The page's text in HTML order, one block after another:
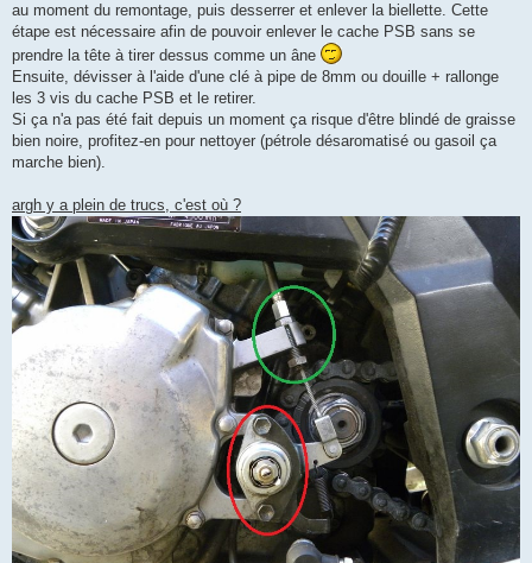
au moment du remontage, puis desserrer et enlever la biellette. Cette
étape est nécessaire afin de pouvoir enlever le cache PSB sans se
prendre la tête à tirer dessus comme un âne
Ensuite, dévisser à l'aide d'une clé à pipe de 8mm ou douille + rallonge
les 3 vis du cache PSB et le retirer.
Si ça n'a pas été fait depuis un moment ça risque d'être blindé de graisse
bien noire, profitez-en pour nettoyer (pétrole désaromatisé ou gasoil ça
marche bien).
argh y a plein de trucs, c'est où ?